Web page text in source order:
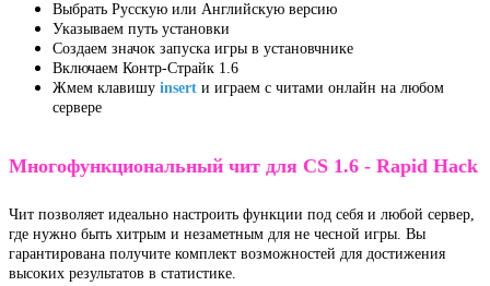
Выбрать Русскую или Английскую версию
Указываем путь установки
Создаем значок запуска игры в установчнике
Включаем Контр-Страйк 1.6
Жмем клавишу insert и играем с читами онлайн на любом
сервере
Многофункциональный чит для CS 1.6 - Rapid Hack
Чит позволяет идеально настроить функции под себя и любой сервер,
где нужно быть хитрым и незаметным для не чесной игры. Вы
гарантирована получите комплект возможностей для достижения
высоких результатов в статистике.